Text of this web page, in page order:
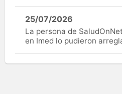
25/07/2026
La persona de
en Imed lo pudieron